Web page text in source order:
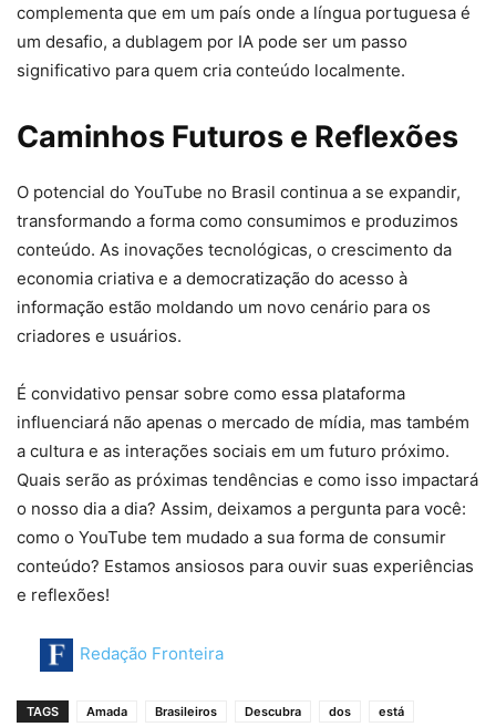
complementa que em um país onde a língua portuguesa é
um desafio, a dublagem por IA pode ser um passo
significativo para quem cria conteúdo localmente.
Caminhos Futuros e Reflexões
O potencial do YouTube no Brasil continua a se expandir,
transformando a forma como consumimos e produzimos
conteúdo. As inovações tecnológicas, o crescimento da
economia criativa e a democratização do acesso à
informação estão moldando um novo cenário para os
criadores e usuários.
É convidativo pensar sobre como essa plataforma
influenciará não apenas o mercado de mídia, mas também
a cultura e as interações sociais em um futuro próximo.
Quais serão as próximas tendências e como isso impactará
o nosso dia a dia? Assim, deixamos a pergunta para você:
como o YouTube tem mudado a sua forma de consumir
conteúdo? Estamos ansiosos para ouvir suas experiências
e reflexões!
Redação Fronteira
TAGS Amada Brasileiros Descubra dos
está